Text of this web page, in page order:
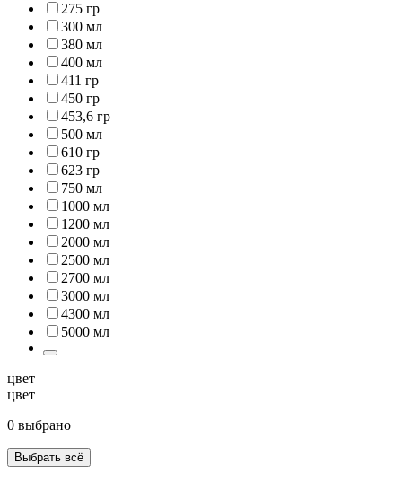
275 гр
300 мл
380 мл
400 мл
411 гр
450 гр
453,6 гр
500 мл
610 гр
623 гр
750 мл
1000 мл
1200 мл
2000 мл
2500 мл
2700 мл
3000 мл
4300 мл
5000 мл
цвет
цвет
0 выбрано
Выбрать всё